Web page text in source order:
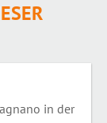
in der